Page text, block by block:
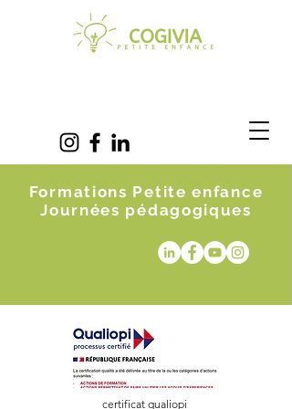
Formations Petite enfance
Journées pédagogiques
certificat qualiopi